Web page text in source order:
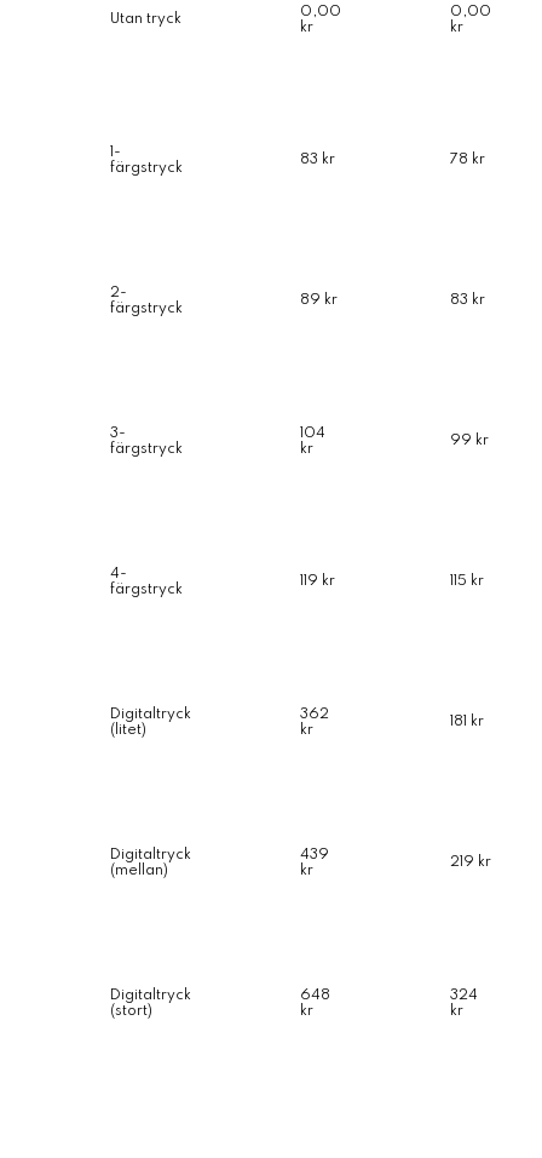
Utan tryck
0,00
kr
0,00
kr
1-
färgstryck
83 kr 78 kr
2-
färgstryck
89 kr 83 kr
3-
färgstryck
104
kr
99 kr
4-
färgstryck
119 kr 115 kr
Digitaltryck
(litet)
362
kr
181 kr
Digitaltryck
(mellan)
439
kr
219 kr
Digitaltryck
(stort)
648
kr
324
kr